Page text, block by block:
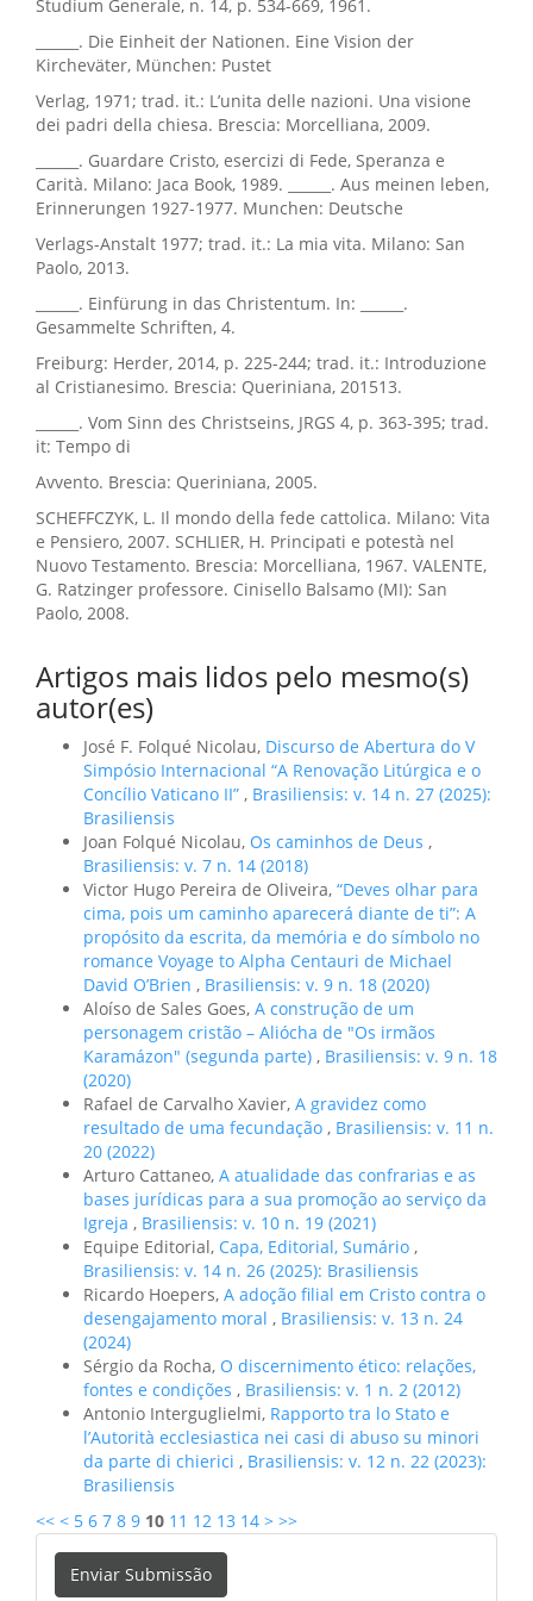
Studium Generale, n. 14, p. 534-669, 1961.
______. Die Einheit der Nationen. Eine Vision der
Kircheväter, München: Pustet
Verlag, 1971; trad. it.: L’unita delle nazioni. Una visione
dei padri della chiesa. Brescia: Morcelliana, 2009.
______. Guardare Cristo, esercizi di Fede, Speranza e
Carità. Milano: Jaca Book, 1989. ______. Aus meinen leben,
Erinnerungen 1927-1977. Munchen: Deutsche
Verlags-Anstalt 1977; trad. it.: La mia vita. Milano: San
Paolo, 2013.
______. Einfürung in das Christentum. In: ______.
Gesammelte Schriften, 4.
Freiburg: Herder, 2014, p. 225-244; trad. it.: Introduzione
al Cristianesimo. Brescia: Queriniana, 201513.
______. Vom Sinn des Christseins, JRGS 4, p. 363-395; trad.
it: Tempo di
Avvento. Brescia: Queriniana, 2005.
SCHEFFCZYK, L. Il mondo della fede cattolica. Milano: Vita
e Pensiero, 2007. SCHLIER, H. Principati e potestà nel
Nuovo Testamento. Brescia: Morcelliana, 1967. VALENTE,
G. Ratzinger professore. Cinisello Balsamo (MI): San
Paolo, 2008.
Artigos mais lidos pelo mesmo(s)
autor(es)
José F. Folqué Nicolau, Discurso de Abertura do V
Simpósio Internacional “A Renovação Litúrgica e o
Concílio Vaticano II” , Brasiliensis: v. 14 n. 27 (2025):
Brasiliensis
Joan Folqué Nicolau, Os caminhos de Deus ,
Brasiliensis: v. 7 n. 14 (2018)
Victor Hugo Pereira de Oliveira, “Deves olhar para
cima, pois um caminho aparecerá diante de ti”: A
propósito da escrita, da memória e do símbolo no
romance Voyage to Alpha Centauri de Michael
David O’Brien , Brasiliensis: v. 9 n. 18 (2020)
Aloíso de Sales Goes, A construção de um
personagem cristão – Aliócha de "Os irmãos
Karamázon" (segunda parte) , Brasiliensis: v. 9 n. 18
(2020)
Rafael de Carvalho Xavier, A gravidez como
resultado de uma fecundação , Brasiliensis: v. 11 n.
20 (2022)
Arturo Cattaneo, A atualidade das confrarias e as
bases jurídicas para a sua promoção ao serviço da
Igreja , Brasiliensis: v. 10 n. 19 (2021)
Equipe Editorial, Capa, Editorial, Sumário ,
Brasiliensis: v. 14 n. 26 (2025): Brasiliensis
Ricardo Hoepers, A adoção filial em Cristo contra o
desengajamento moral , Brasiliensis: v. 13 n. 24
(2024)
Sérgio da Rocha, O discernimento ético: relações,
fontes e condições , Brasiliensis: v. 1 n. 2 (2012)
Antonio Interguglielmi, Rapporto tra lo Stato e
l’Autorità ecclesiastica nei casi di abuso su minori
da parte di chierici , Brasiliensis: v. 12 n. 22 (2023):
Brasiliensis
<< < 5 6 7 8 9 10 11 12 13 14 > >>
Enviar
Enviar Submissão